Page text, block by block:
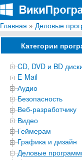
ВикиПрограммы
Энциклопедия
Главная » Деловые
Категории
CD, DVD и BD
E-Mail
Аудио
Безопасность
Веб-разработчику
Видео
Геймерам
Графика и дизайн
Деловые